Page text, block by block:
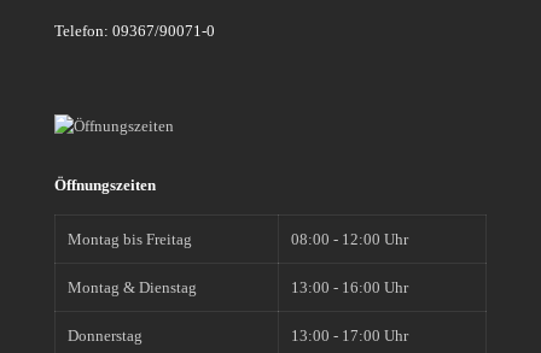
Telefon: 09367/90071-0
Öffnungszeiten
Montag bis Freitag 08:00 - 12:00 Uhr
Montag & Dienstag 13:00 - 16:00 Uhr
Donnerstag 13:00 - 17:00 Uhr